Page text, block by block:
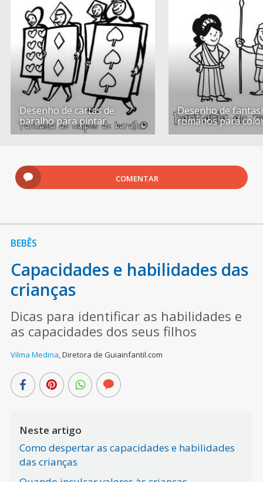
Desenho de cartas de
baralho para pintar
Desenho de
romanos para
COMENTAR
BEBÊS
Capacidades e habilidades das
crianças
Dicas para identificar as habilidades e
as capacidades dos seus filhos
Vilma Medina,Diretora de Guiainfantil.com
Neste artigo
Como despertar as capacidades e habilidades
das crianças